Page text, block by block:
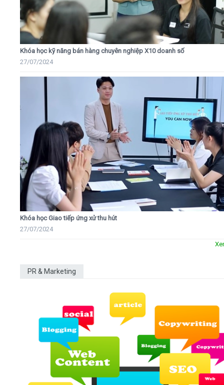
Khóa học kỹ năng bán hàng chuyên nghiệp X10 doanh số
27/07/2024
Khóa học Giao tiếp ứng xử thu hút
27/07/2024
PR & Marketing